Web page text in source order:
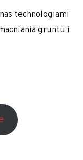
technologiami
gruntu i